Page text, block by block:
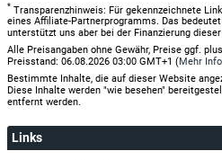
* Transparenzhinweis: Für gekennzeichnete
eines Affiliate-Partnerprogramms. Das
unterstützt uns aber bei der Finanzierung
Alle Preisangaben ohne Gewähr, Preise ggf.
Preisstand: 06.08.2026 03:00 GMT+1 (Mehr
Bestimmte Inhalte, die auf dieser Website
Diese Inhalte werden "wie besehen"
entfernt werden.
Links